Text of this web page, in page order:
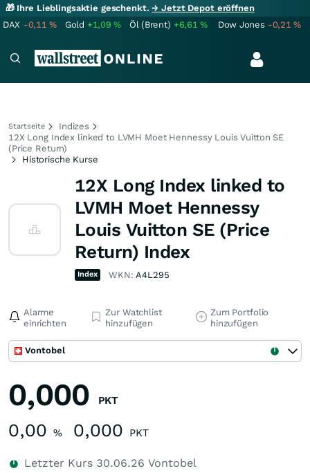
🎁 Ihre Lieblingsaktie geschenkt.→ Jetzt Depot eröffnen
DAX -0,11% Gold +1,09% Öl (Brent) +6,61% Dow Jones -0,21%
Startseite
Indizes
12X Long Index linked to LVMH Moet Hennessy Louis Vuitton SE
(Price Return)
Historische Kurse
12X Long Index linked to
LVMH Moet Hennessy
Louis Vuitton SE (Price
Return) Index
Index WKN:A4L295
Alarme
einrichten
Zur Watchlist
hinzufügen
Zum Portfolio
hinzufügen
Vontobel
0,000 PKT
0,00 % 0,000 PKT
Letzter Kurs 30.06.26 Vontobel